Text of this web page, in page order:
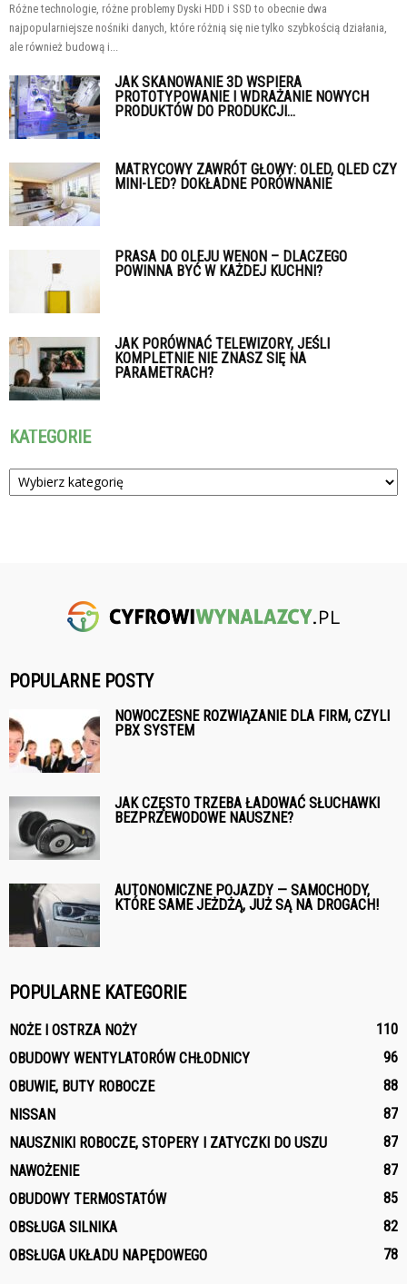
Różne technologie, różne problemy Dyski HDD i SSD to obecnie dwa
najpopularniejsze nośniki danych, które różnią się nie tylko szybkością działania,
ale również budową i...
JAK SKANOWANIE 3D WSPIERA
PROTOTYPOWANIE I WDRAŻANIE NOWYCH
PRODUKTÓW DO PRODUKCJI...
MATRYCOWY ZAWRÓT GŁOWY: OLED, QLED CZY
MINI-LED? DOKŁADNE PORÓWNANIE
PRASA DO OLEJU WENON – DLACZEGO
POWINNA BYĆ W KAŻDEJ KUCHNI?
JAK PORÓWNAĆ TELEWIZORY, JEŚLI
KOMPLETNIE NIE ZNASZ SIĘ NA
PARAMETRACH?
KATEGORIE
Kategorie
POPULARNE POSTY
NOWOCZESNE ROZWIĄZANIE DLA FIRM, CZYLI
PBX SYSTEM
JAK CZĘSTO TRZEBA ŁADOWAĆ SŁUCHAWKI
BEZPRZEWODOWE NAUSZNE?
AUTONOMICZNE POJAZDY — SAMOCHODY,
KTÓRE SAME JEŻDŻĄ, JUŻ SĄ NA DROGACH!
POPULARNE KATEGORIE
NOŻE I OSTRZA NOŻY
110
OBUDOWY WENTYLATORÓW CHŁODNICY
96
OBUWIE, BUTY ROBOCZE
88
NISSAN
87
NAUSZNIKI ROBOCZE, STOPERY I ZATYCZKI DO USZU
87
NAWOŻENIE
87
OBUDOWY TERMOSTATÓW
85
OBSŁUGA SILNIKA
82
OBSŁUGA UKŁADU NAPĘDOWEGO
78